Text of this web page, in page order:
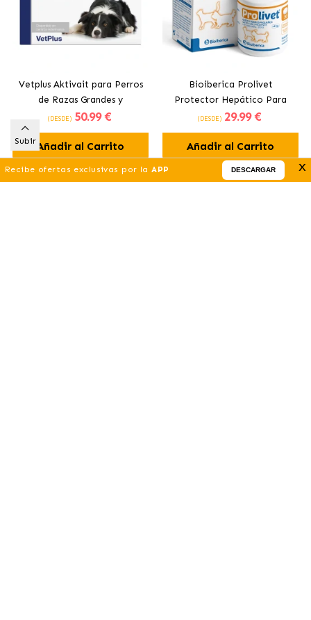
Vetplus Aktivait para Perros
de Razas Grandes y
Medianas en Comprimidos
(DESDE) 50.99 €
Añadir al Carrito
Bioiberica Prolivet
Protector Hepático Para
Perros y Gatos
(DESDE) 29.99 €
Añadir al Carrito
Recibe ofertas exclusivas por laAPP DESCARGAR x
Subir